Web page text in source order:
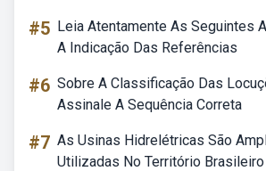
#5 Leia Atentamente As Seguintes
A Indicação Das Referências
#6 Sobre A Classificação Das
Assinale A Sequência Correta
#7 As Usinas Hidrelétricas São
Utilizadas No Território Brasileiro